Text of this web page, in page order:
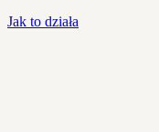
Jak to działa